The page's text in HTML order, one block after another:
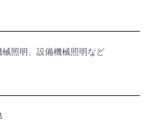
照明、設備機械照明など